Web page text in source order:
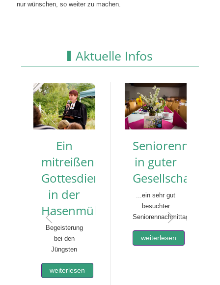
nur wünschen, so weiter zu machen.
Aktuelle Infos
Ein
mitreißender
Gottesdienst
in der
Hasenmühle
Begeisterung
bei den
Jüngsten
weiterlesen
in guter
Gesellschaft
...ein sehr gut
besuchter
Seniorennachmittag
weiterlesen